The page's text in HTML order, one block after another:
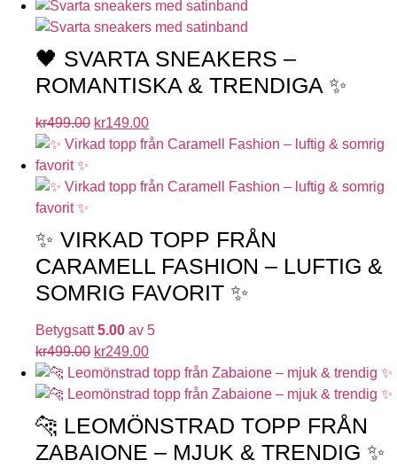
🖤 SVARTA SNEAKERS –
ROMANTISKA & TRENDIGA ✨
kr499.00 kr149.00
✨ VIRKAD TOPP FRÅN
CARAMELL FASHION – LUFTIG &
SOMRIG FAVORIT ✨
Betygsatt5.00 av 5
kr499.00 kr249.00
🐆 LEOMÖNSTRAD TOPP FRÅN
ZABAIONE – MJUK & TRENDIG ✨